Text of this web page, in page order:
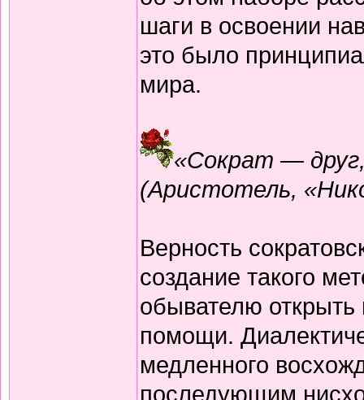
шаги в освоении
это было
мира.
«Сократ —
(Аристотель,
Верность
создание такого
обывателю открыть
помощи.
медленного
последующим